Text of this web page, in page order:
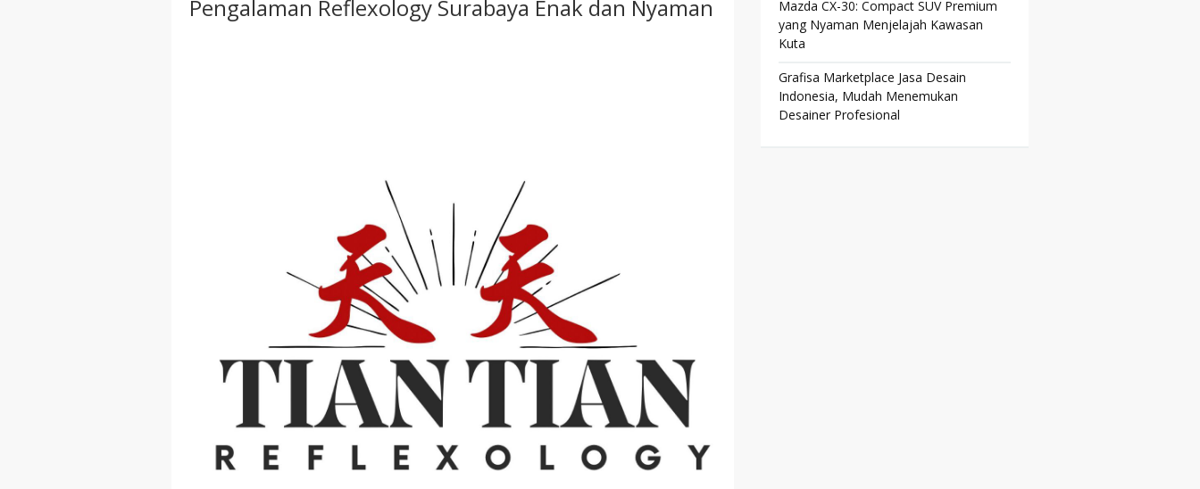
Pengalaman Reflexology Surabaya Enak dan Nyaman
Mazda CX-30: Compact SUV Premium
yang Nyaman Menjelajah Kawasan
Kuta
Grafisa Marketplace Jasa Desain
Indonesia, Mudah Menemukan
Desainer Profesional